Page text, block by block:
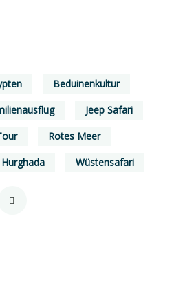
Beduinenkultur
Jeep Safari
Rotes Meer
Wüstensafari